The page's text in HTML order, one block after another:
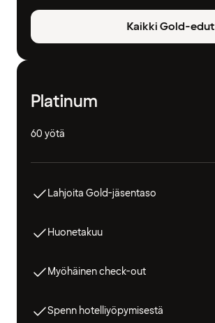
Kaikki Gold-edut
Platinum
60 yötä
Lahjoita Gold-jäsentaso
Huonetakuu
Myöhäinen check-out
Spenn hotelliyöpymisestä